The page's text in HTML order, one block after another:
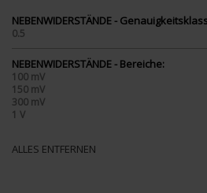
NEBENWIDERSTÄNDE -
0.5
NEBENWIDERSTÄNDE - Bereiche:
100 mV
150 mV
300 mV
1 V
ALLES ENTFERNEN